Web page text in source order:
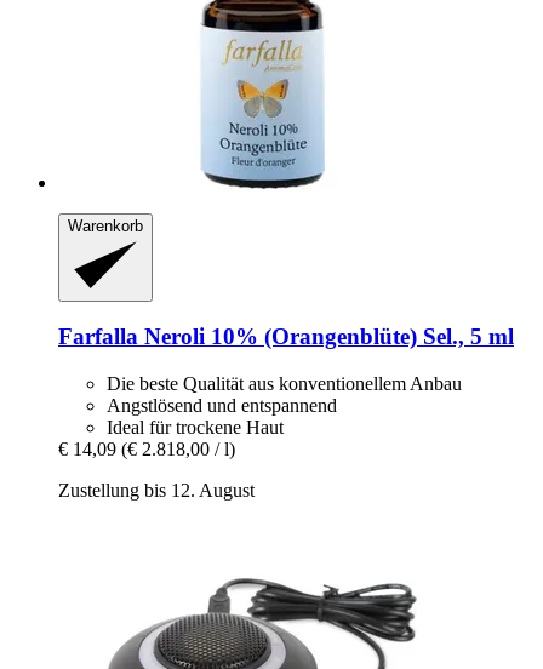
Warenkorb
Farfalla Neroli 10% (Orangenblüte) Sel., 5 ml
Die beste Qualität aus konventionellem Anbau
Angstlösend und entspannend
Ideal für trockene Haut
€ 14,09 (€ 2.818,00 / l)
Zustellung bis 12. August